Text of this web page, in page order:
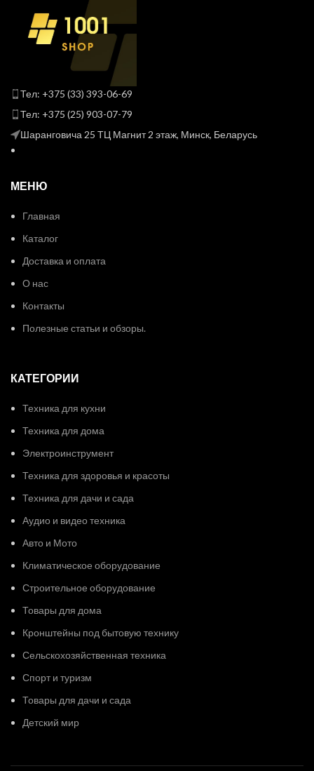
Тел: +375 (33) 393-06-69
Тел: +375 (25) 903-07-79
Шаранговича 25 ТЦ Магнит 2 этаж, Минск, Беларусь
МЕНЮ
Главная
Каталог
Доставка и оплата
О нас
Контакты
Полезные статьи и обзоры.
КАТЕГОРИИ
Техника для кухни
Техника для дома
Электроинструмент
Техника для здоровья и красоты
Техника для дачи и сада
Аудио и видео техника
Авто и Мото
Климатическое оборудование
Строительное оборудование
Товары для дома
Кронштейны под бытовую технику
Сельскохозяйственная техника
Спорт и туризм
Товары для дачи и сада
Детский мир